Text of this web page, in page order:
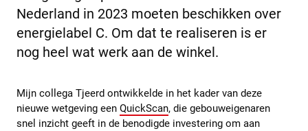
Nederland in 2023 moeten beschikken over
energielabel C. Om dat te realiseren is er
nog heel wat werk aan de winkel.
Mijn collega Tjeerd ontwikkelde in het kader van deze
nieuwe wetgeving een QuickScan, die gebouweigenaren
snel inzicht geeft in de benodigde investering om aan